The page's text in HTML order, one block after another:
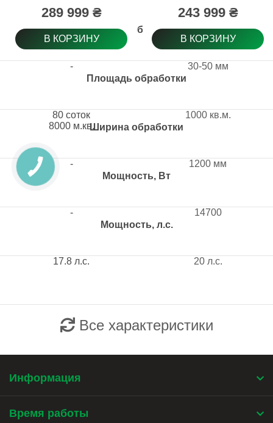
Высота обработки
Площадь обработки
Ширина обработки
Мощность, Вт
Мощность, л.с.
289 999 ₴
В КОРЗИНУ
-
80 соток
8000 м.кв.
-
-
17.8 л.с.
243 999 ₴
В КОРЗИНУ
30-50 мм
1000 кв.м.
1200 мм
14700
20 л.с.
Все характеристики
Информация
Время работы